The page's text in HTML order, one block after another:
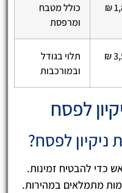
כולל מטבח
ומרפסת
תלוי בגודל
ובמורכבות
לפסח
ניקיון לפסח?
כדי להבטיח זמינות.
מתמלאים במהירות.